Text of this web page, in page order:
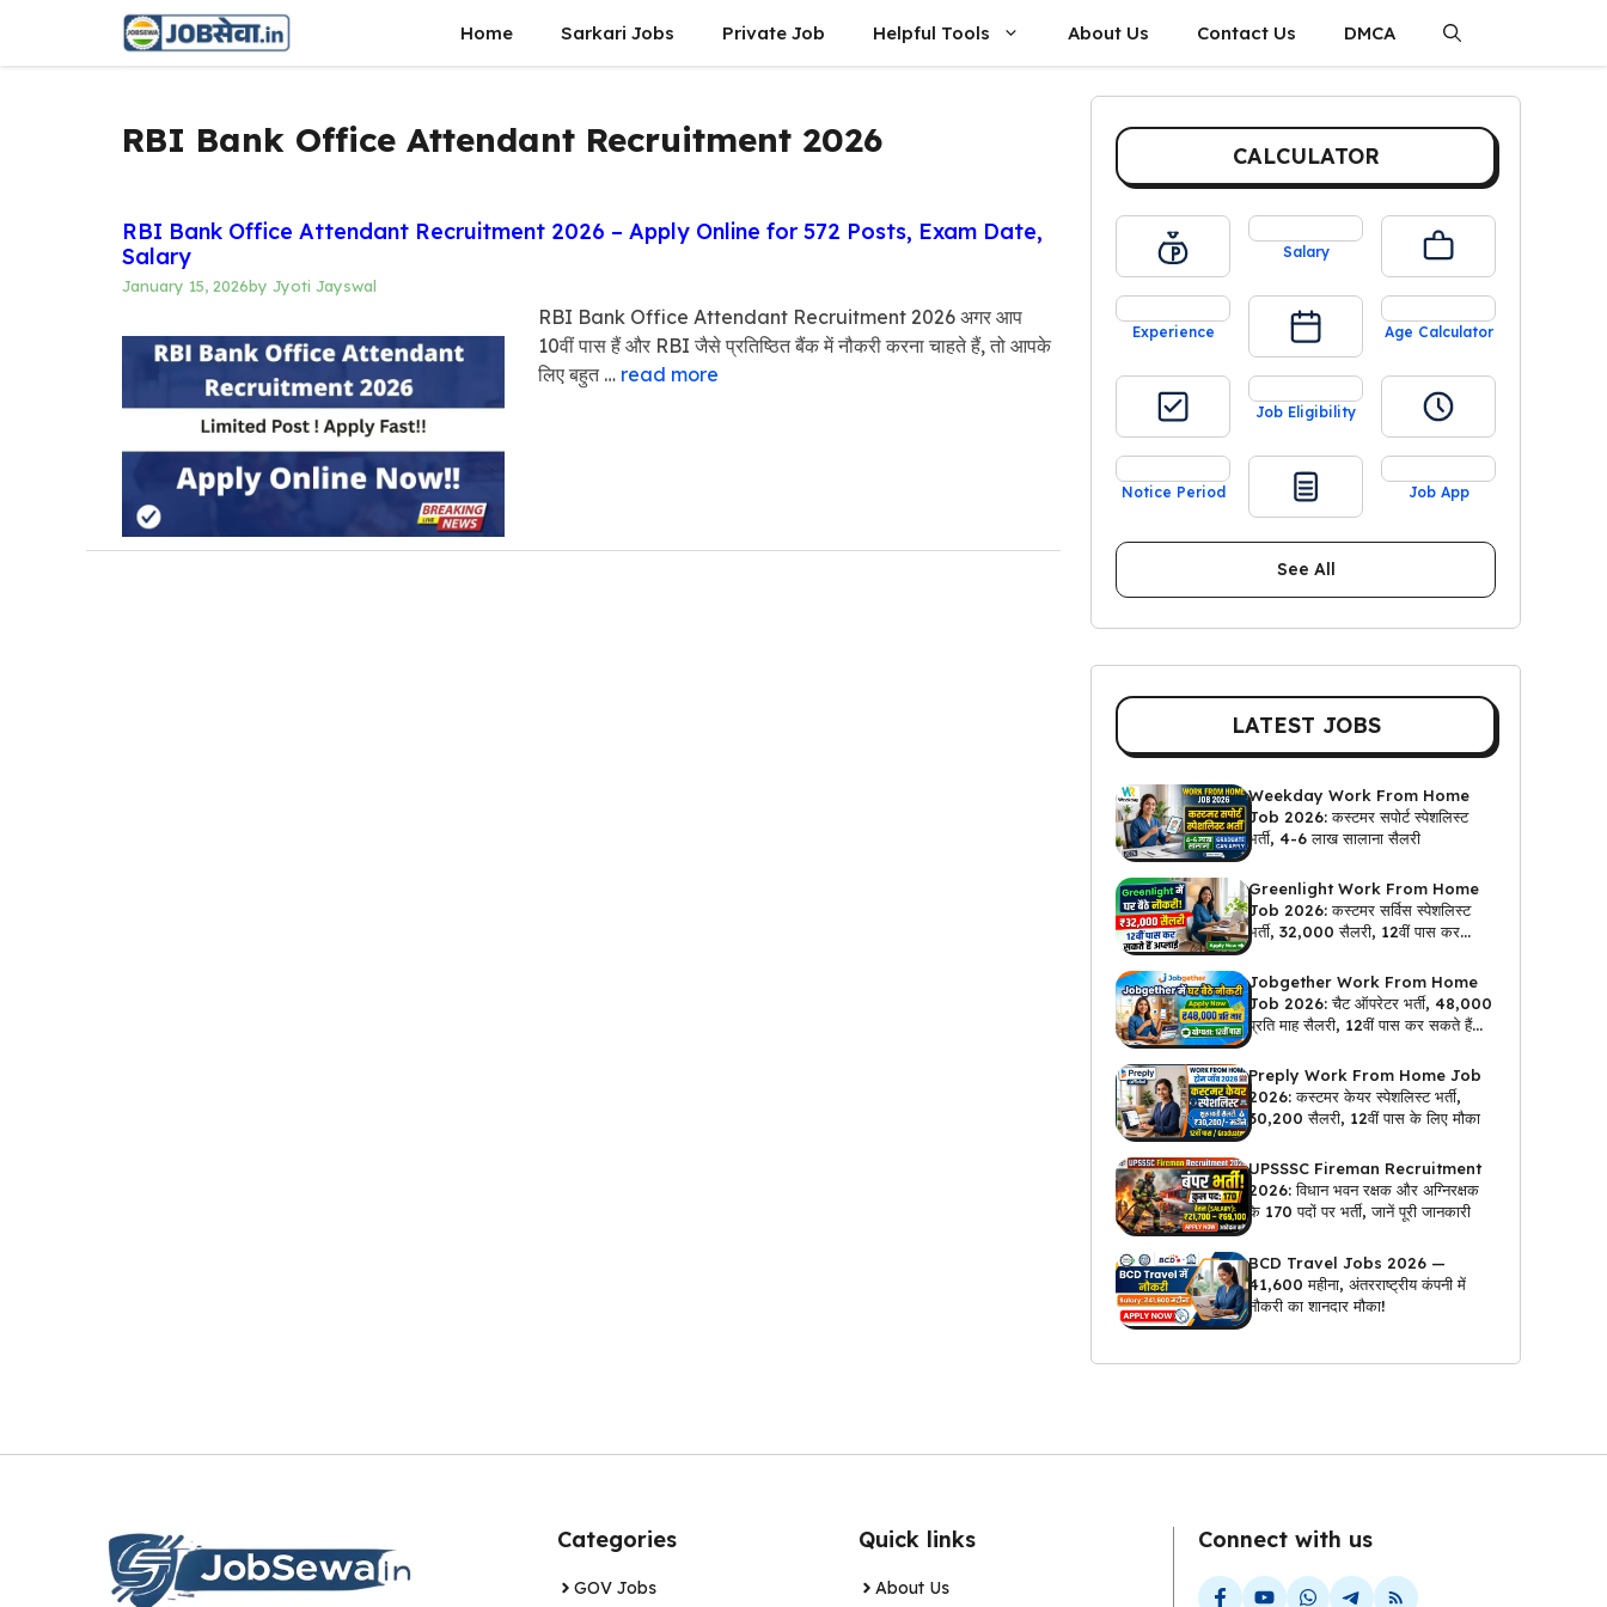
content
Home Sarkari Jobs Private Job Helpful Tools About Us Contact Us DMCA
RBI Bank Office Attendant Recruitment 2026
RBI Bank Office Attendant Recruitment 2026 – Apply Online for 572 Posts, Exam Date,
Salary
January 15, 2026by Jyoti Jayswal
RBI Bank Office Attendant Recruitment 2026 अगर आप
10वीं पास हैं और RBI जैसे प्रतिष्ठित बैंक में नौकरी करना चाहते हैं, तो आपके
लिए बहुत … read more
CALCULATOR
Salary
Experience Age Calculator
Job Eligibility
Notice Period Job App
See All
LATEST JOBS
Weekday Work From Home
Job 2026: कस्टमर सपोर्ट स्पेशलिस्ट
भर्ती, 4-6 लाख सालाना सैलरी
Greenlight Work From Home
Job 2026: कस्टमर सर्विस स्पेशलिस्ट
भर्ती, ₹32,000 सैलरी, 12वीं पास कर
सकते हैं अप्लाई
Jobgether Work From Home
Job 2026: चैट ऑपरेटर भर्ती, ₹48,000
प्रति माह सैलरी, 12वीं पास कर सकते हैं
अप्लाई
Preply Work From Home Job
2026: कस्टमर केयर स्पेशलिस्ट भर्ती,
₹30,200 सैलरी, 12वीं पास के लिए मौका
UPSSSC Fireman Recruitment
2026: विधान भवन रक्षक और अग्निरक्षक
के 170 पदों पर भर्ती, जानें पूरी जानकारी
BCD Travel Jobs 2026 —
₹41,600 महीना, अंतरराष्ट्रीय कंपनी में
नौकरी का शानदार मौका!
Categories
GOV Jobs
Quick links
About Us
Connect with us